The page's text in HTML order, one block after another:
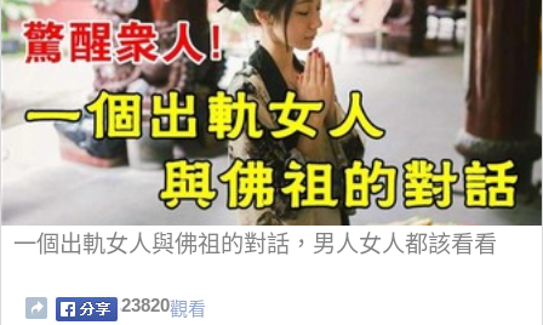
一個出軌女人與佛祖的對話，男人女人都該看看
23820觀看